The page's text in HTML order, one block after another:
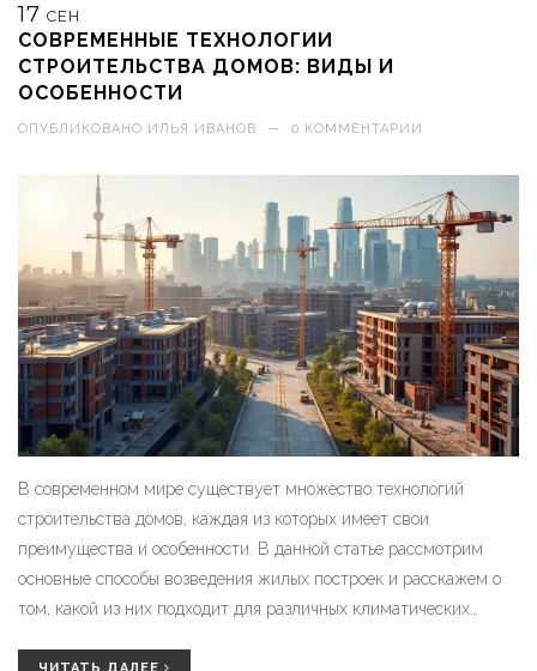
17 СЕН
СОВРЕМЕННЫЕ ТЕХНОЛОГИИ
СТРОИТЕЛЬСТВА ДОМОВ: ВИДЫ И
ОСОБЕННОСТИ
ОПУБЛИКОВАНО ИЛЬЯ ИВАНОВ — 0 КОММЕНТАРИИ
В современном мире существует множество технологий
строительства домов, каждая из которых имеет свои
преимущества и особенности. В данной статье рассмотрим
основные способы возведения жилых построек и расскажем о
том, какой из них подходит для различных климатических